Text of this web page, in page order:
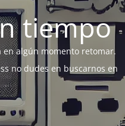
tiempo
en algún momento retomar.
no dudes en buscarnos en